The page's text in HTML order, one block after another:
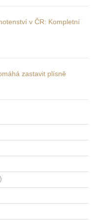
v ČR: Kompletní
zastavit plísně